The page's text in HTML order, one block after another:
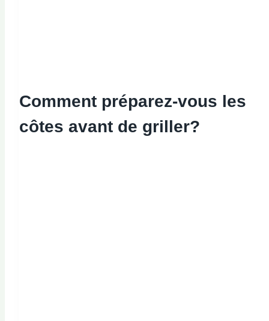
Comment préparez-vous les
côtes avant de griller?